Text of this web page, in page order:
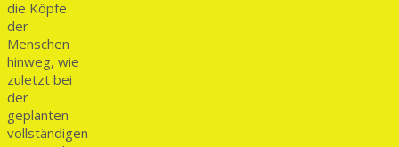
die Köpfe
der
Menschen
hinweg, wie
zuletzt bei
der
geplanten
vollständigen